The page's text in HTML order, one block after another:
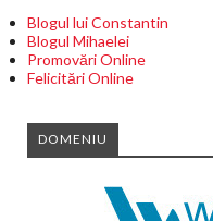
Blogul lui Constantin
Blogul Mihaelei
Promovări Online
Felicitări Online
DOMENIU